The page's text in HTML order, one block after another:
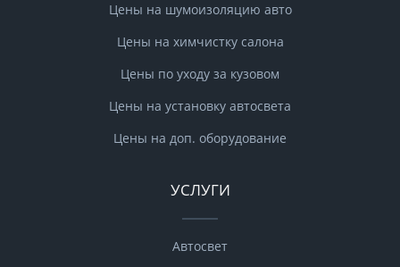
Цены на шумоизоляцию авто
Цены на химчистку салона
Цены по уходу за кузовом
Цены на установку автосвета
Цены на доп. оборудование
УСЛУГИ
Автосвет